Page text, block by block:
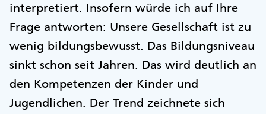
interpretiert. Insofern würde ich auf Ihre
Frage antworten: Unsere Gesellschaft ist zu
wenig bildungsbewusst. Das Bildungsniveau
sinkt schon seit Jahren. Das wird deutlich an
den Kompetenzen der Kinder und
Jugendlichen. Der Trend zeichnete sich